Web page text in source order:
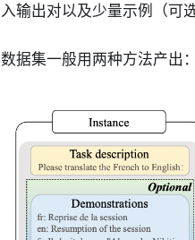
入输出对以及少量示例（可选
数据集一般用两种方法产出：